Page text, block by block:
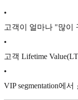
•
고객이 얼마나 "많이
•
고객 Lifetime
•
VIP segmentation에서